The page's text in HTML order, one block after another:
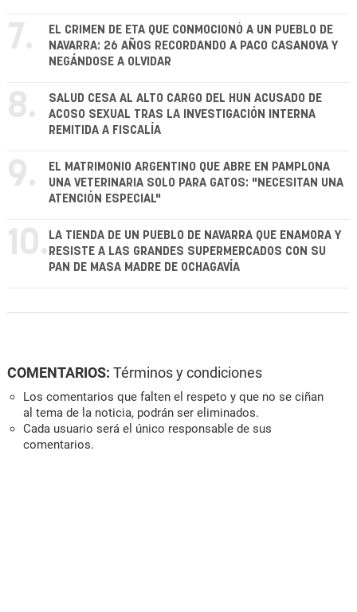
7.
EL CRIMEN DE ETA QUE CONMOCIONÓ A UN PUEBLO DE
NAVARRA: 26 AÑOS RECORDANDO A PACO CASANOVA Y
NEGÁNDOSE A OLVIDAR
8.
SALUD CESA AL ALTO CARGO DEL HUN ACUSADO DE
ACOSO SEXUAL TRAS LA INVESTIGACIÓN INTERNA
REMITIDA A FISCALÍA
9.
EL MATRIMONIO ARGENTINO QUE ABRE EN PAMPLONA
UNA VETERINARIA SOLO PARA GATOS: "NECESITAN UNA
ATENCIÓN ESPECIAL"
10. LA TIENDA DE UN PUEBLO DE NAVARRA QUE ENAMORA Y
RESISTE A LAS GRANDES SUPERMERCADOS CON SU
PAN DE MASA MADRE DE OCHAGAVÍA
COMENTARIOS: Términos y condiciones
Los comentarios que falten el respeto y que no se ciñan
al tema de la noticia, podrán ser eliminados.
Cada usuario será el único responsable de sus
comentarios.